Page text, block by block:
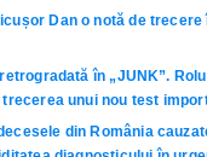
Dan o notă de trecere
în „JUNK”.
unui nou test
din România